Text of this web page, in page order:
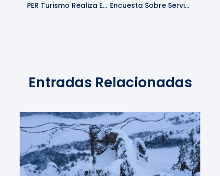
PER Turismo Realiza Estudio “Análisis De Variables Web Y Redes Sociales”
Encuesta Sobre Servicios Higiénicos En La Carretera Austral
Entradas Relacionadas